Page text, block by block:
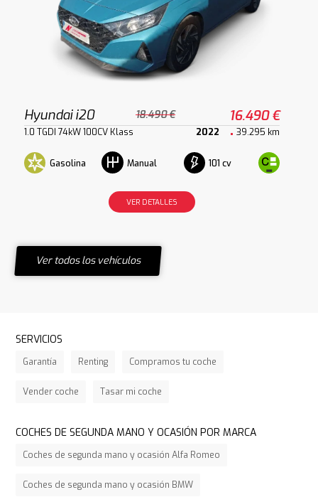
Hyundai i20 18.490 € 16.490 €
1.0 TGDI 74kW 100CV Klass 2022 39.295 km
Gasolina Manual 101 cv
VER DETALLES
Ver todos los vehículos
SERVICIOS
Garantía Renting Compramos tu coche
Vender coche Tasar mi coche
COCHES DE SEGUNDA MANO Y OCASIÓN POR MARCA
Coches de segunda mano y ocasión Alfa Romeo
Coches de segunda mano y ocasión BMW